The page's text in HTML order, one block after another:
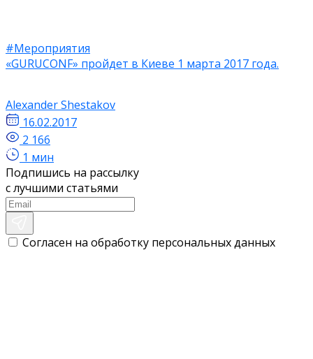
#Мероприятия
«GURUCONF» пройдет в Киеве 1 марта 2017 года.
Alexander Shestakov
16.02.2017
2 166
1 мин
Подпишись на рассылку
с лучшими статьями
Согласен на обработку персональных данных